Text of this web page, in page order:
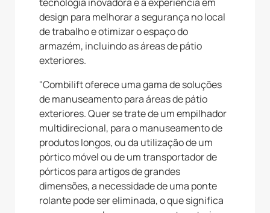
design para melhorar a segurança no local
de trabalho e otimizar o espaço do
armazém, incluindo as áreas de pátio
exteriores.
"Combilift oferece uma gama de soluções
de manuseamento para áreas de pátio
exteriores. Quer se trate de um empilhador
multidirecional, para o manuseamento de
produtos longos, ou da utilização de um
pórtico móvel ou de um transportador de
pórticos para artigos de grandes
dimensões, a necessidade de uma ponte
rolante pode ser eliminada, o que significa